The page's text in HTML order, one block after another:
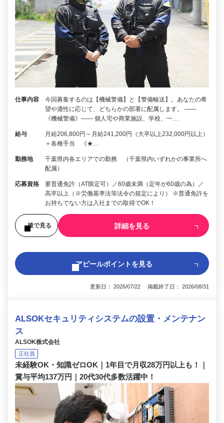
仕事内容
今回募集するのは【機械警備】と【警備輸送】。あなたの希
望や適性に応じて、どちらかの部署に配属します。 ――
《機械警備》―― 個人宅や商業施設、学校、一…
給与
月給206,800円～月給241,200円（大卒以上232,000円以上）
＋各種手当 《★…
勤務地
千葉県内各エリアでの勤務 （千葉県内いずれかの事業所へ
配属）
応募資格
要普通免許（AT限定可）／60歳未満（定年が60歳の為）／
高卒以上（※労働基準法等法令の規定により） ※普通免許を
お持ちでない方は入社までの取得でOK！
後で見る 詳細を見る
アピールポイントを見る
更新日： 2026/07/22 掲載終了日： 2026/08/31
ALSOKセキュリティシステムの設置・メンテナン
ス
ALSOK株式会社
正社員
未経験OK・知識ゼロOK｜1年目で月収28万円以上も！｜
賞与平均137万円｜20代30代多数活躍中！